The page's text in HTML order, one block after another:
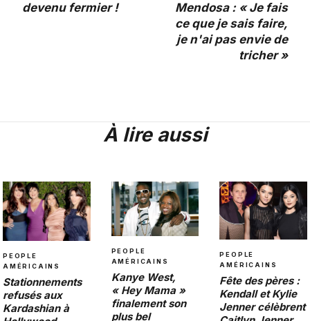
devenu fermier !
Mendosa : « Je fais
ce que je sais faire,
je n'ai pas envie de
tricher »
À lire aussi
PEOPLE
AMÉRICAINS
Stationnements
refusés aux
Kardashian à
PEOPLE
AMÉRICAINS
Kanye West,
« Hey Mama »
finalement son
plus bel
PEOPLE
AMÉRICAINS
Fête des pères :
Kendall et Kylie
Jenner célèbrent